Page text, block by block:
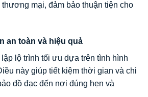
mại, đảm bảo thuận tiện cho
an toàn và hiệu quả
lộ trình tối ưu dựa trên tình hình
này giúp tiết kiệm thời gian và chi
đồ đạc đến nơi đúng hẹn và